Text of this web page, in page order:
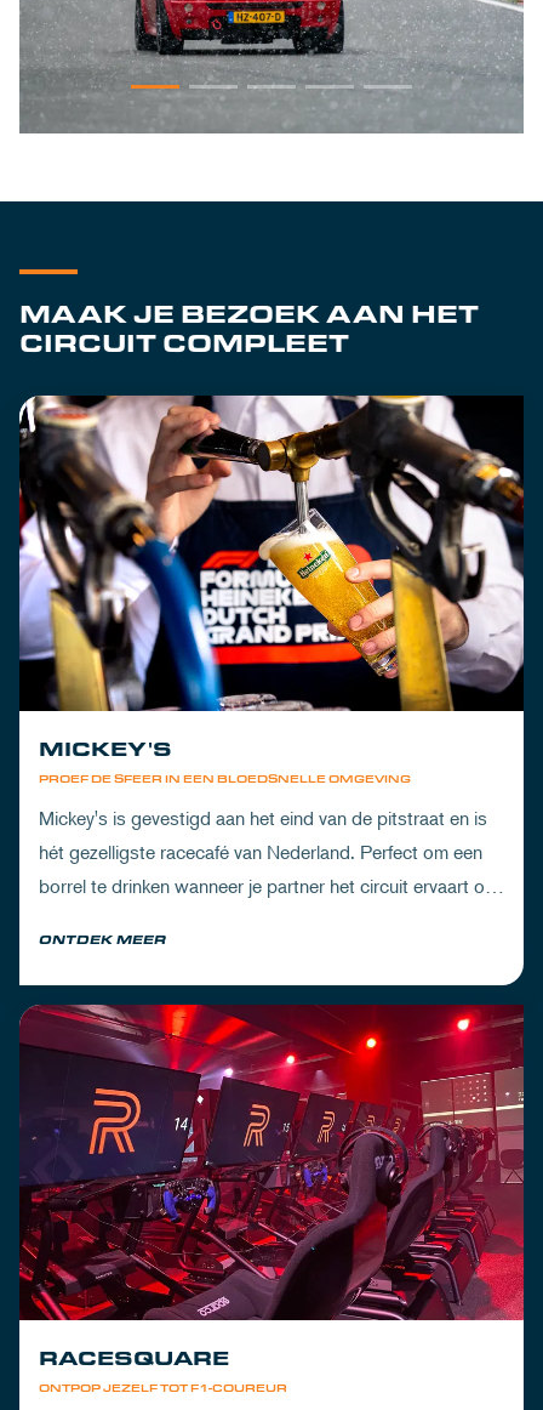
MAAK JE BEZOEK AAN HET
CIRCUIT COMPLEET
PROEF DE SFEER IN EEN BLOEDSNELLE OMGEVING
MICKEY'S
Mickey's is gevestigd aan het eind van de pitstraat en is
hét gezelligste racecafé van Nederland. Perfect om een
borrel te drinken wanneer je partner het circuit ervaart of
ONTDEK MEER
ONTPOP JEZELF TOT F1-COUREUR
RACESQUARE